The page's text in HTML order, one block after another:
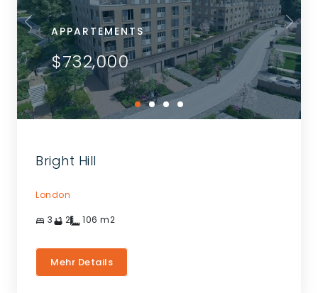
APPARTEMENTS
$732,000
Bright Hill
London
3 2 106 m2
Mehr Details